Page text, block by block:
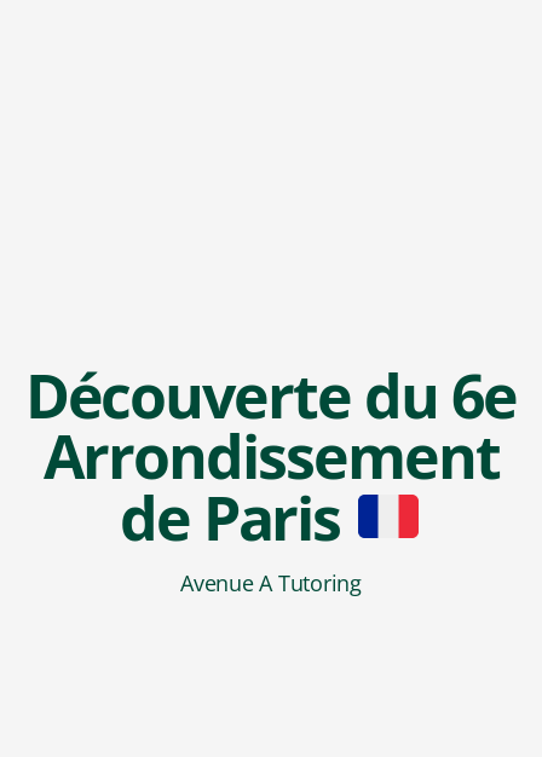
Découverte du 6e
Arrondissement
de Paris
Avenue A Tutoring